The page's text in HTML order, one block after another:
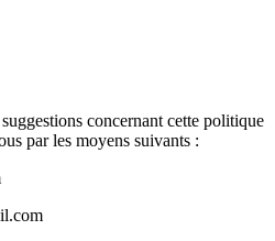
concernant cette politique
par les moyens suivants :